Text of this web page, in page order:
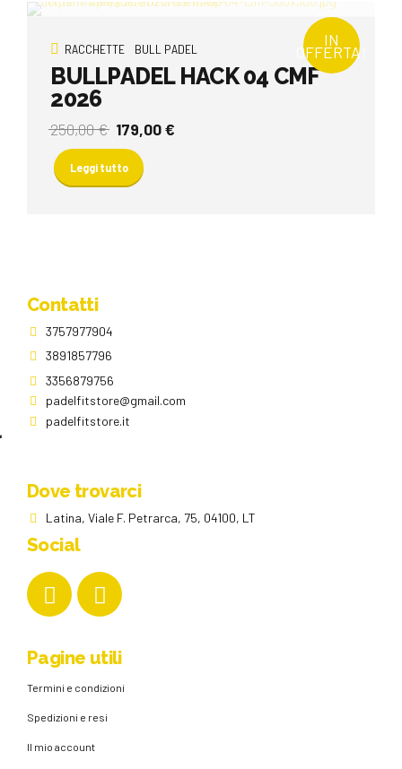
IN
OFFERTA!
RACCHETTE BULL PADEL
BULLPADEL HACK 04 CMF
2026
250,00€ Il
prezzo
originale
era:
179,00€
Leggi tutto
Contatti
3757977904
3891857796
3356879756
padelfitstore@gmail.com
padelfitstore.it
Dove trovarci
Latina, Viale F. Petrarca, 75, 04100, LT
Social
Pagine utili
Termini e condizioni
Spedizioni e resi
Il mio account